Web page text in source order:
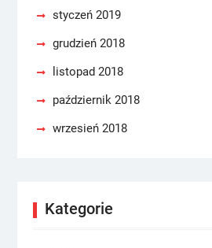
styczeń 2019
grudzień 2018
listopad 2018
październik 2018
wrzesień 2018
Kategorie